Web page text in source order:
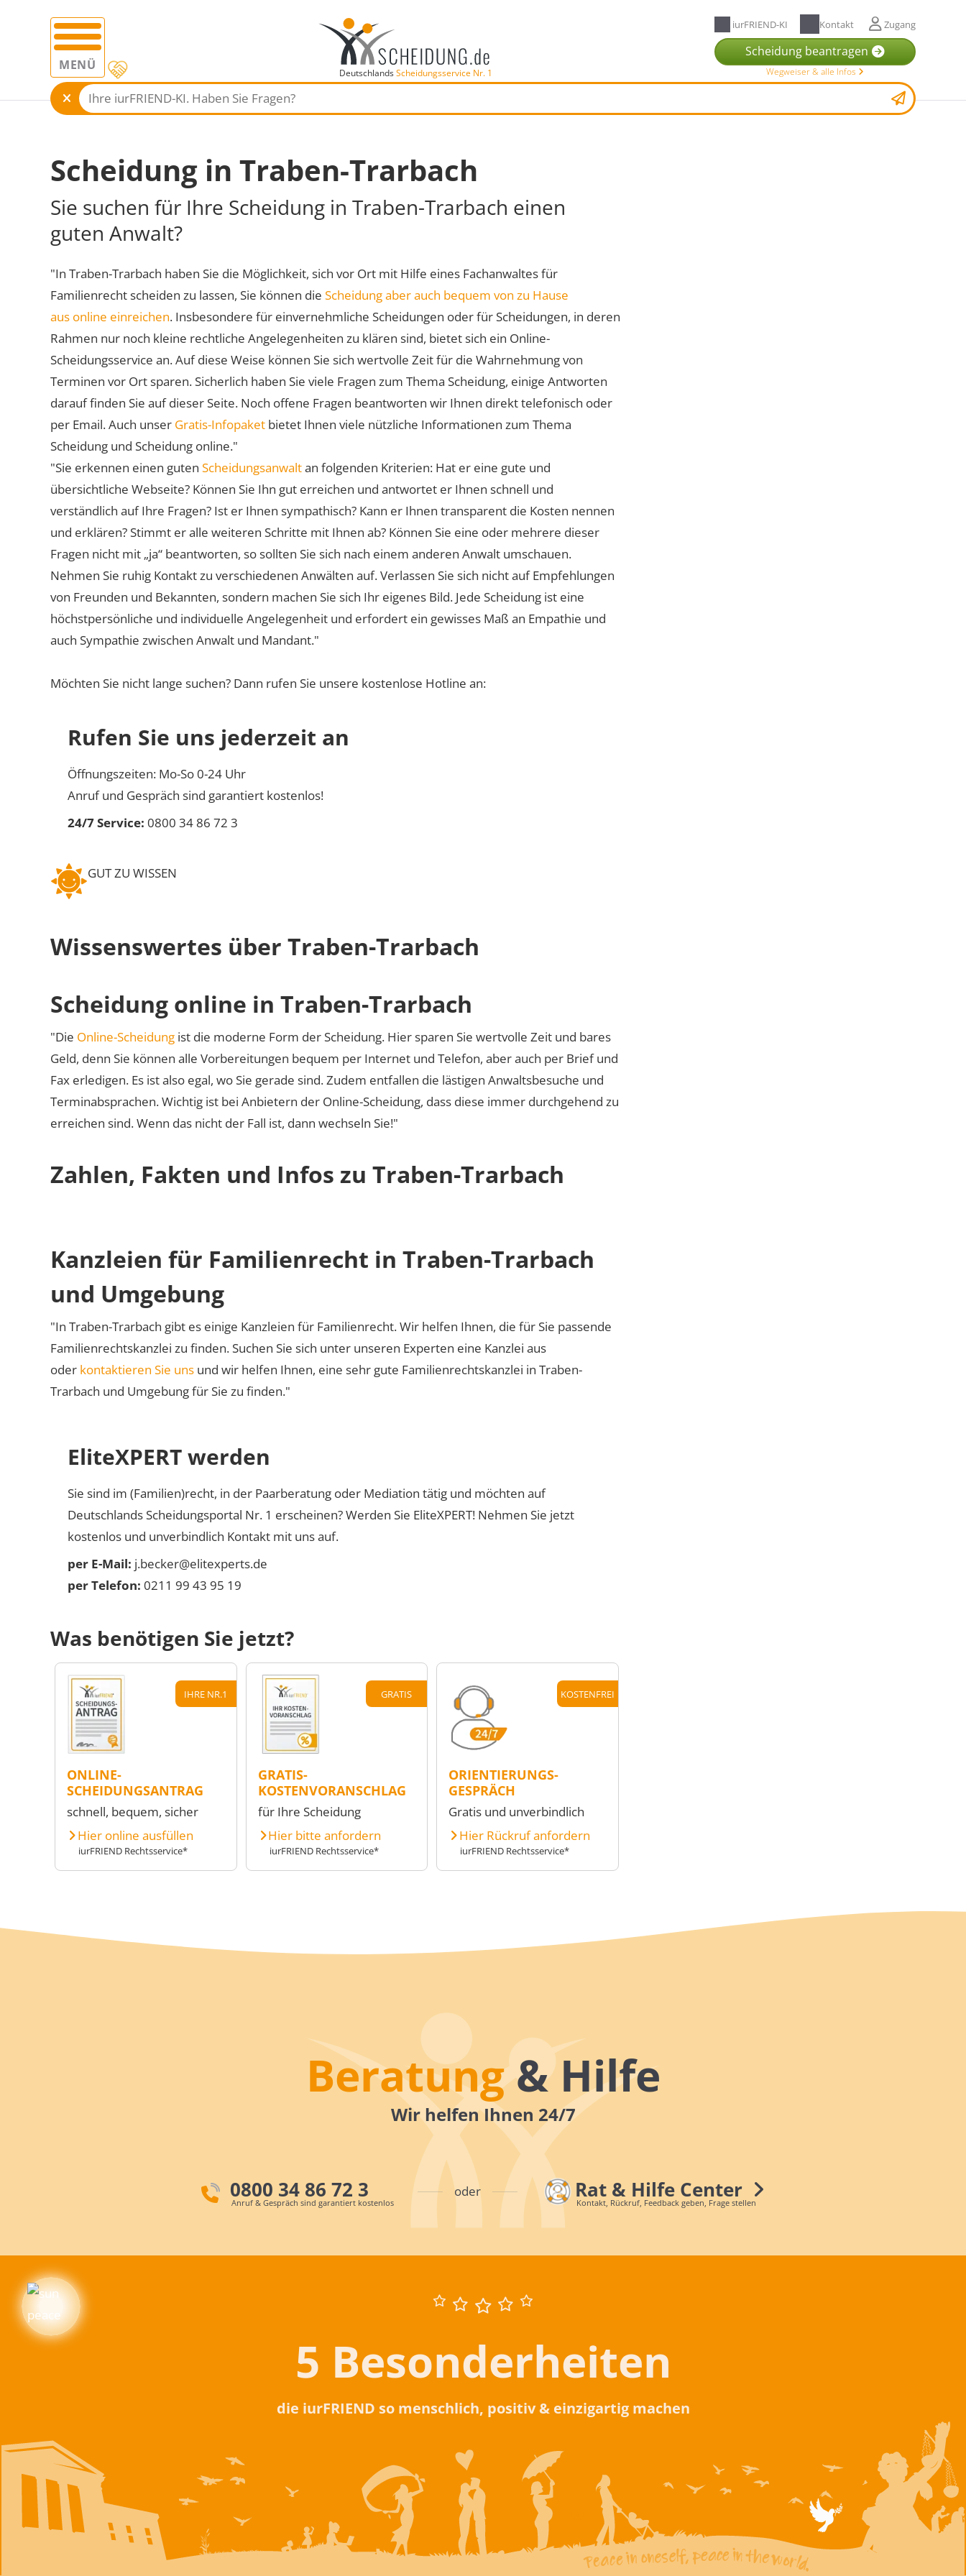
MENÜ DeutschlandsScheidungsservice Nr. 1
iurFRIEND-KI Kontakt Zugang
Scheidung beantragen
Wegweiser & alle Infos
Scheidung in Traben-Trarbach
Sie suchen für Ihre Scheidung in Traben-Trarbach einen
guten Anwalt?
"In Traben-Trarbach haben Sie die Möglichkeit, sich vor Ort mit Hilfe eines Fachanwaltes für
Familienrecht scheiden zu lassen, Sie können die Scheidung aber auch bequem von zu Hause
aus online einreichen. Insbesondere für einvernehmliche Scheidungen oder für Scheidungen, in deren
Rahmen nur noch kleine rechtliche Angelegenheiten zu klären sind, bietet sich ein Online-
Scheidungsservice an. Auf diese Weise können Sie sich wertvolle Zeit für die Wahrnehmung von
Terminen vor Ort sparen. Sicherlich haben Sie viele Fragen zum Thema Scheidung, einige Antworten
darauf finden Sie auf dieser Seite. Noch offene Fragen beantworten wir Ihnen direkt telefonisch oder
per Email. Auch unser Gratis-Infopaket bietet Ihnen viele nützliche Informationen zum Thema
Scheidung und Scheidung online."
"Sie erkennen einen guten Scheidungsanwaltan folgenden Kriterien: Hat er eine gute und
übersichtliche Webseite? Können Sie Ihn gut erreichen und antwortet er Ihnen schnell und
verständlich auf Ihre Fragen? Ist er Ihnen sympathisch? Kann er Ihnen transparent die Kosten nennen
und erklären? Stimmt er alle weiteren Schritte mit Ihnen ab? Können Sie eine oder mehrere dieser
Fragen nicht mit „ja“ beantworten, so sollten Sie sich nach einem anderen Anwalt umschauen.
Nehmen Sie ruhig Kontakt zu verschiedenen Anwälten auf. Verlassen Sie sich nicht auf Empfehlungen
von Freunden und Bekannten, sondern machen Sie sich Ihr eigenes Bild. Jede Scheidung ist eine
höchstpersönliche und individuelle Angelegenheit und erfordert ein gewisses Maß an Empathie und
auch Sympathie zwischen Anwalt und Mandant."
Möchten Sie nicht lange suchen? Dann rufen Sie unsere kostenlose Hotline an:
Rufen Sie uns jederzeit an
Öffnungszeiten: Mo-So 0-24 Uhr
Anruf und Gespräch sind garantiert kostenlos!
24/7 Service: 0800 34 86 72 3
GUT ZU WISSEN
Wissenswertes über Traben-Trarbach
Scheidung online in Traben-Trarbach
"Die Online-Scheidung ist die moderne Form der Scheidung. Hier sparen Sie wertvolle Zeit und bares
Geld, denn Sie können alle Vorbereitungen bequem per Internet und Telefon, aber auch per Brief und
Fax erledigen. Es ist also egal, wo Sie gerade sind. Zudem entfallen die lästigen Anwaltsbesuche und
Terminabsprachen. Wichtig ist bei Anbietern der Online-Scheidung, dass diese immer durchgehend zu
erreichen sind. Wenn das nicht der Fall ist, dann wechseln Sie!"
Zahlen, Fakten und Infos zu Traben-Trarbach
Kanzleien für Familienrecht in Traben-Trarbach
und Umgebung
"In Traben-Trarbach gibt es einige Kanzleien für Familienrecht. Wir helfen Ihnen, die für Sie passende
Familienrechtskanzlei zu finden. Suchen Sie sich unter unseren Experten eine Kanzlei aus
oder kontaktieren Sie uns und wir helfen Ihnen, eine sehr gute Familienrechtskanzlei in Traben-
Trarbach und Umgebung für Sie zu finden."
EliteXPERT werden
Sie sind im (Familien)recht, in der Paarberatung oder Mediation tätig und möchten auf
Deutschlands Scheidungsportal Nr. 1 erscheinen? Werden Sie EliteXPERT! Nehmen Sie jetzt
kostenlos und unverbindlich Kontakt mit uns auf.
per E-Mail: j.becker@elitexperts.de
per Telefon: 0211 99 43 95 19
Was benötigen Sie jetzt?
IHRE NR.1
ONLINE-
SCHEIDUNGSANTRAG
schnell, bequem, sicher
Hier online ausfüllen
iurFRIEND Rechtsservice*
GRATIS
GRATIS-
KOSTENVORANSCHLAG
für Ihre Scheidung
Hier bitte anfordern
iurFRIEND Rechtsservice*
KOSTENFREI
ORIENTIERUNGS-
GESPRÄCH
Gratis und unverbindlich
Hier Rückruf anfordern
iurFRIEND Rechtsservice*
Beratung& Hilfe
Wir helfen Ihnen 24/7
0800 34 86 72 3
Anruf & Gespräch sind garantiert kostenlos
oder Rat & Hilfe Center
Kontakt, Rückruf, Feedback geben, Frage stellen
5 Besonderheiten
die iurFRIEND so menschlich, positiv & einzigartig machen